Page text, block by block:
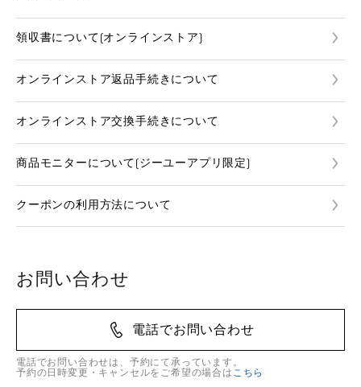
領収書について(オンラインストア)
オンラインストア返品手続きについて
オンラインストア交換手続きについて
商品モニターについて(ジーユーアプリ限定)
クーポンの利用方法について
お問い合わせ
電話でお問い合わせ
電話でお問い合わせは、予約にて承っています。
予約の日時変更・キャンセルをご希望の場合は こちら